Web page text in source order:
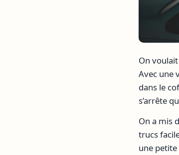
On
Avec une
dans le
s’arrête
On a mis
trucs
une petite